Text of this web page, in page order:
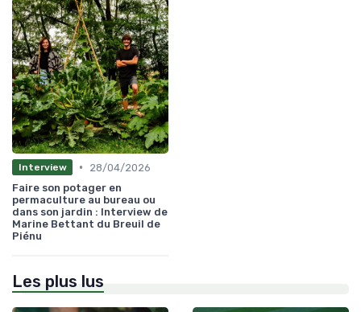
Interview •
28/04/2026
Faire son potager en
permaculture au bureau ou
dans son jardin : Interview de
Marine Bettant du Breuil de
Piénu
Les plus lus